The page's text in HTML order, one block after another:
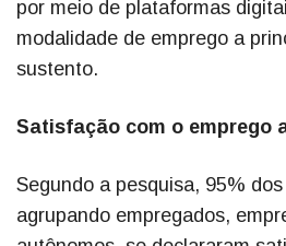
por meio de plataformas
modalidade de emprego a
sustento.
Satisfação com o emprego
Segundo a pesquisa, 95%
agrupando empregados,